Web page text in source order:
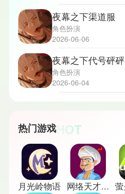
夜幕之下渠道服
角色扮演
2026-06-06
夜幕之下代号砰砰
角色扮演
2026-06-04
热门游戏HOT
月光岭物语 网络天才akinatour